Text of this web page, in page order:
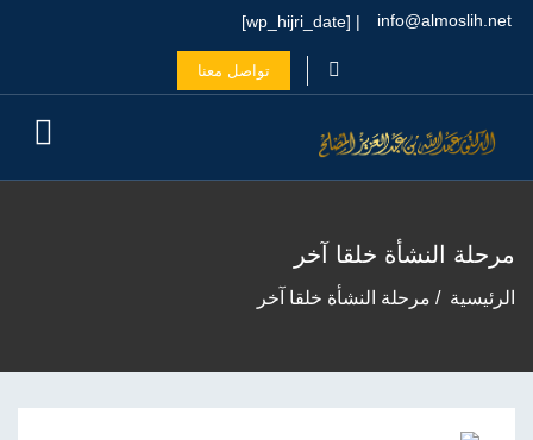
info@almoslih.net
| [wp_hijri_date]
تواصل معنا
مرحلة النشأة خلقا آخر
الرئيسية مرحلة النشأة خلقا آخر